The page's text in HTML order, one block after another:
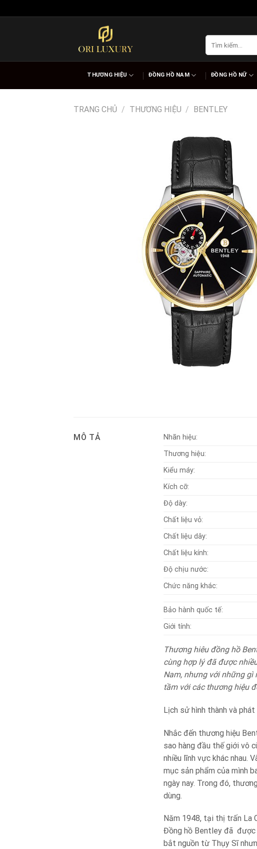
to
THƯƠNG HIỆU ĐỒNG HỒ NAM ĐỒNG HỒ NỮ
TRANG CHỦ / THƯƠNG HIỆU / BENTLEY
MÔ TẢ Nhãn hiệu:
Thương hiệu:
Kiểu máy:
Kích cỡ:
Độ dày:
Chất liệu vỏ:
Chất liệu dây:
Chất liệu kính:
Độ chịu nước:
Chức năng khác:
Bảo hành quốc tế:
Giới tính:
Thương hiêu đồng hồ
cùng hợp lý đã được
Nam, nhưng với những gì
tầm với các thương hiệu
Lịch sử hình thành và phát
Nhắc đến thương hiệu
sao hàng đầu thế giới vô
nhiều lĩnh vực khác nhau.
mục sản phẩm của mình
ngày nay. Trong đó,
dùng.
Năm 1948, tại thị trấn La
Đồng hồ Bentley đã được
bắt nguồn từ Thụy Sĩ